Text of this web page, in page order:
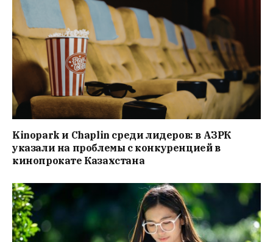
Kinopark и Chaplin среди лидеров: в АЗРК
указали на проблемы с конкуренцией в
кинопрокате Казахстана